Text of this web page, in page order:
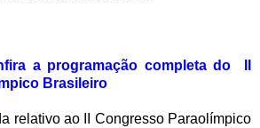
a programação completa do II
Brasileiro
relativo ao II Congresso Paraolímpico